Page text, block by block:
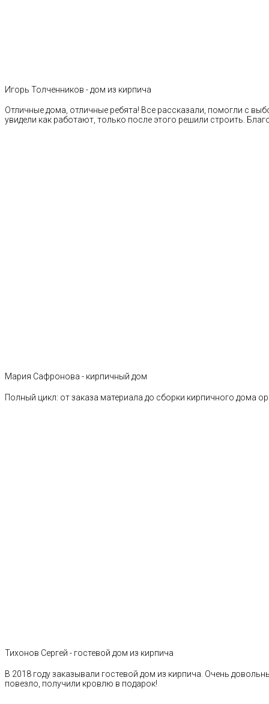
Игорь Толченников - дом из кирпича
Отличные дома, отличные ребята! Все рассказали, помогли с
увидели как работают, только после этого решили строить.
Мария Сафронова - кирпичный дом
Полный цикл: от заказа материала до сборки кирпичного дома
Тихонов Сергей - гостевой дом из кирпича
В 2018 году заказывали гостевой дом из кирпича. Очень
повезло, получили кровлю в подарок!